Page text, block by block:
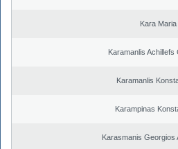
Kara Maria
Karamanlis Achillefs
Karamanlis
Karampinas
Karasmanis Georgios